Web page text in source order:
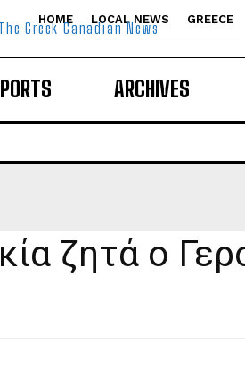
HOME LOCAL NEWS GREECE
Greek Canadian News
ARCHIVES
ζητά ο